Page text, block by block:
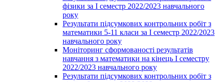
фізики за І семестр 2022/2023 навчального
року
Результати підсумкових контрольних робіт з
математики 5-11 класи за І семестр 2022/2023
навчального року
Моніторинг сформованості результатів
навчання з математики на кінець І семестру
2022/2023 навчального року
Результати підсумкових контрольних робіт з